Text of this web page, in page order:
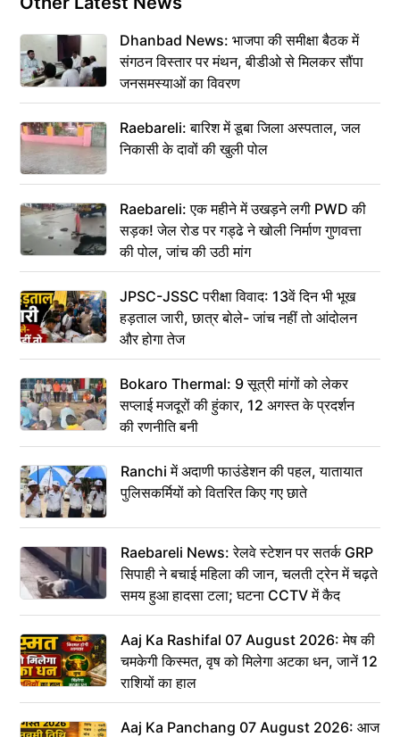
Dhanbad News: भाजपा की समीक्षा बैठक में
संगठन विस्तार पर मंथन, बीडीओ से मिलकर सौंपा
जनसमस्याओं का विवरण
Raebareli: बारिश में डूबा जिला अस्पताल, जल
निकासी के दावों की खुली पोल
Raebareli: एक महीने में उखड़ने लगी PWD की
सड़क! जेल रोड पर गड्ढे ने खोली निर्माण गुणवत्ता
की पोल, जांच की उठी मांग
JPSC-JSSC परीक्षा विवाद: 13वें दिन भी भूख
हड़ताल जारी, छात्र बोले- जांच नहीं तो आंदोलन
और होगा तेज
Bokaro Thermal: 9 सूत्री मांगों को लेकर
सप्लाई मजदूरों की हुंकार, 12 अगस्त के प्रदर्शन
की रणनीति बनी
Ranchi में अदाणी फाउंडेशन की पहल, यातायात
पुलिसकर्मियों को वितरित किए गए छाते
Raebareli News: रेलवे स्टेशन पर सतर्क GRP
सिपाही ने बचाई महिला की जान, चलती ट्रेन में चढ़ते
समय हुआ हादसा टला; घटना CCTV में कैद
Aaj Ka Rashifal 07 August 2026: मेष की
चमकेगी किस्मत, वृष को मिलेगा अटका धन, जानें 12
राशियों का हाल
Aaj Ka Panchang 07 August 2026: आज